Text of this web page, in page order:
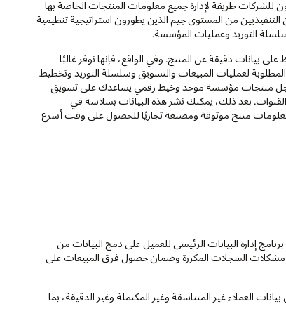
للشركات طريقة لإدارة جميع معلومات المنتجات الخاصة بها
من المستوى جيم الذين يطورون استراتيجية تنظيمية
التوريد وعمليات المؤسسة.
بيانات دقيقة عن المنتج. وفي الواقع، فإنها توفر غالبًا
لعمليات المبيعات والتسويق وسلسلة التوريد وتخطيط
سجل منتجات مؤسسة موحد وخيط رقمي يساعدك على تسويق
القنوات. بعد ذلك، يمكنك نشر هذه البيانات بسلاسة في
معلومات منتج موثوقة ومصنعة تجاريًا للحصول على وقت أسرع
إدارة البيانات الرئيسي للعميل على دمج البيانات من
مشكلات السجلات المكررة وضمان حصول فرق المبيعات على
العملاء غير المتناسقة وغير المكتملة وغير الدقيقة، بما